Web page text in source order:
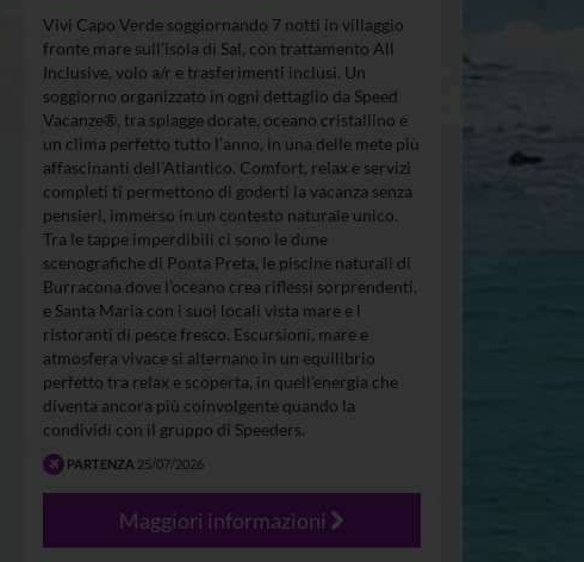
Vivi Capo Verde soggiornando 7 notti in villaggio
fronte mare sull’isola di Sal, con trattamento All
Inclusive, volo a/r e trasferimenti inclusi. Un
soggiorno organizzato in ogni dettaglio da Speed
Vacanze®, tra spiagge dorate, oceano cristallino e
un clima perfetto tutto l’anno, in una delle mete più
affascinanti dell’Atlantico. Comfort, relax e servizi
completi ti permettono di goderti la vacanza senza
pensieri, immerso in un contesto naturale unico.
Tra le tappe imperdibili ci sono le dune
scenografiche di Ponta Preta, le piscine naturali di
Burracona dove l’oceano crea riflessi sorprendenti,
e Santa Maria con i suoi locali vista mare e i
ristoranti di pesce fresco. Escursioni, mare e
atmosfera vivace si alternano in un equilibrio
perfetto tra relax e scoperta, in quell’energia che
diventa ancora più coinvolgente quando la
condividi con il gruppo di Speeders.
PARTENZA 25/07/2026
Maggiori informazioni